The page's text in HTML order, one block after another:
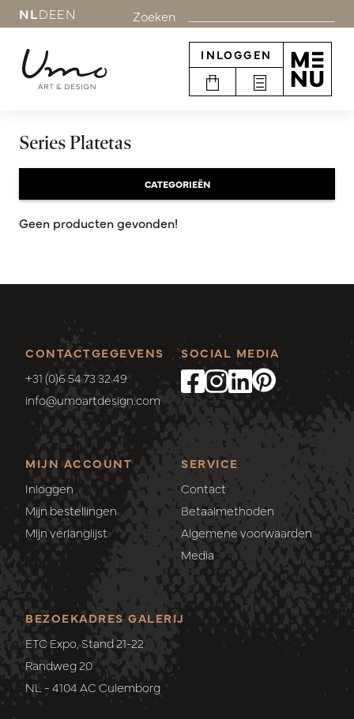
NLDEEN Zoeken
INLOGGEN
Series Platetas
CATEGORIEËN
Geen producten gevonden!
CONTACTGEGEVENS
+31 (0)6 54 73 32 49
info@umoartdesign.com
MIJN ACCOUNT
Inloggen
Mijn bestellingen
Mijn verlanglijst
SERVICE
Contact
Betaalmethoden
Algemene voorwaarden
Media
SOCIAL MEDIA
BEZOEKADRES GALERIJ
ETC Expo, Stand 21-22
Randweg 20
NL - 4104 AC Culemborg